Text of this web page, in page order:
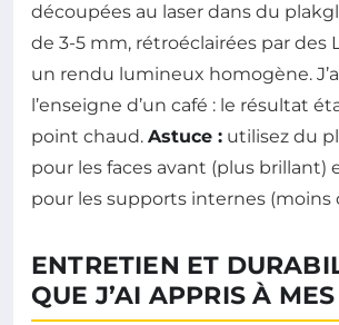
découpées au laser dans du
de 3-5 mm, rétroéclairées par des
un rendu lumineux homogène.
l’enseigne d’un café : le résultat
point chaud. Astuce : utilisez du
pour les faces avant (plus brillant)
pour les supports internes (moins
ENTRETIEN ET
QUE J’AI APPRIS À